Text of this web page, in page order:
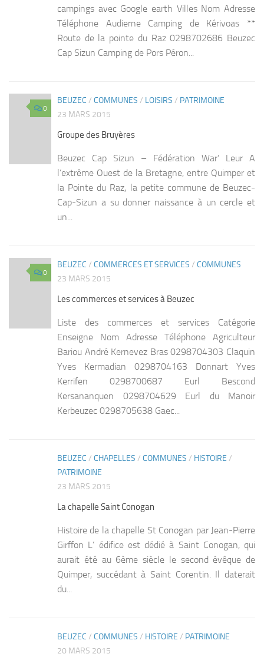
campings avec Google earth Villes Nom Adresse
Téléphone Audierne Camping de Kérivoas **
Route de la pointe du Raz 0298702686 Beuzec
Cap Sizun Camping de Pors Péron...
0
BEUZEC / COMMUNES / LOISIRS / PATRIMOINE
23 MARS 2015
Groupe des Bruyères
Beuzec Cap Sizun – Fédération War’ Leur A
l’extrême Ouest de la Bretagne, entre Quimper et
la Pointe du Raz, la petite commune de Beuzec-
Cap-Sizun a su donner naissance à un cercle et
un...
0
BEUZEC / COMMERCES ET SERVICES / COMMUNES
23 MARS 2015
Les commerces et services à Beuzec
Liste des commerces et services Catégorie
Enseigne Nom Adresse Téléphone Agriculteur
Bariou André Kernevez Bras 0298704303 Claquin
Yves Kermadian 0298704163 Donnart Yves
Kerrifen 0298700687 Eurl Bescond
Kersananquen 0298704629 Eurl du Manoir
Kerbeuzec 0298705638 Gaec...
BEUZEC / CHAPELLES / COMMUNES / HISTOIRE /
PATRIMOINE
23 MARS 2015
La chapelle Saint Conogan
Histoire de la chapelle St Conogan par Jean-Pierre
Girffon L’ édifice est dédié à Saint Conogan, qui
aurait été au 6ème siècle le second évêque de
Quimper, succédant à Saint Corentin. Il daterait
du...
BEUZEC / COMMUNES / HISTOIRE / PATRIMOINE
20 MARS 2015